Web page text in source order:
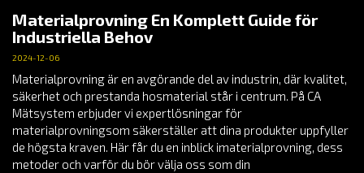
Materialprovning En Komplett Guide för
Industriella Behov
2024-12-06
Materialprovning är en avgörande del av industrin, där kvalitet,
säkerhet och prestanda hosmaterial står i centrum. På CA
Mätsystem erbjuder vi expertlösningar för
materialprovningsom säkerställer att dina produkter uppfyller
de högsta kraven. Här får du en inblick imaterialprovning, dess
metoder och varför du bör välja oss som din